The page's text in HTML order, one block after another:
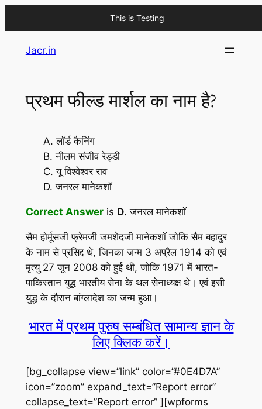
This is Testing
Jacr.in
प्रथम फील्ड मार्शल का नाम है?
A. लॉर्ड कैनिंग
B. नीलम संजीव रेड्डी
C. यू विश्वेश्वर राव
D. जनरल मानेकशॉ
Correct Answeris D. जनरल मानेकशॉ
सैम होर्मूसजी फ्रेमजी जमशेदजी मानेकशॉ जोकि सैम बहादुर
के नाम से प्रसिद्द थे, जिनका जन्म 3 अप्रैल 1914 को एवं
मृत्यु 27 जून 2008 को हुई थी, जोकि 1971 में भारत-
पाकिस्तान युद्ध भारतीय सेना के थल सेनाध्यक्ष थे। एवं इसी
युद्ध के दौरान बांग्लादेश का जन्म हुआ।
भारत में प्रथम पुरुष सम्बंधित सामान्य ज्ञान के
लिए क्लिक करें।
[bg_collapse view=”link” color=”#0E4D7A”
icon=”zoom” expand_text=”Report error”
collapse_text=”Report error” ][wpforms